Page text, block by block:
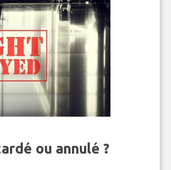
ou annulé ?